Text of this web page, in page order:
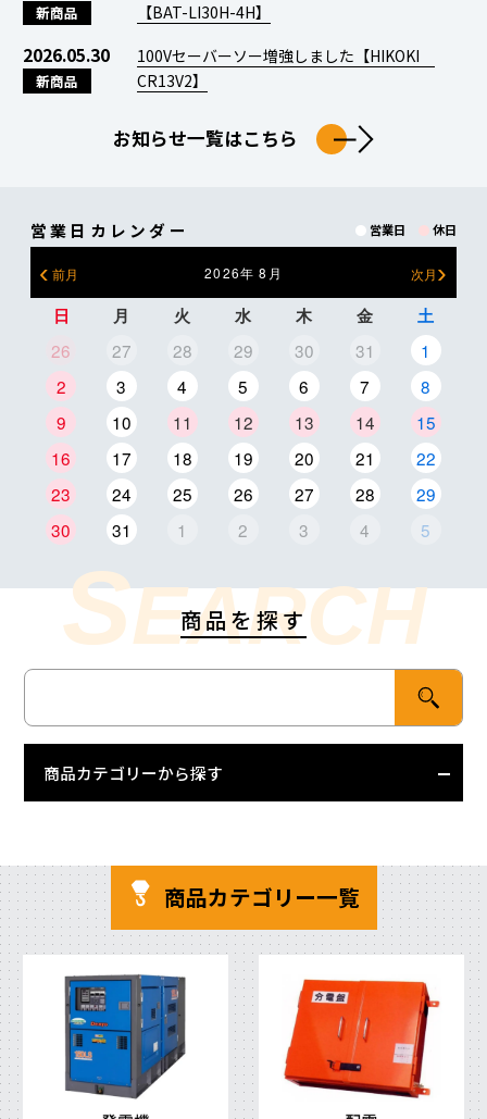
新商品
【BAT-LI30H-4H】
2026.05.30
新商品
100Vセーバーソー増強しました【HIKOKI
CR13V2】
お知らせ一覧はこちら
営業日カレンダー 営業日 休日
‹ 2026年 8月 ›
日 月 火 水 木 金
土
26
27 28 29 30 31
1
2
3 4 5 6 7
8
9
10 11 12 13 14
15
16
17 18 19 20 21
22
23
24 25 26 27 28
29
30
31 1 2 3 4 5
SEARCH
商品を探す
商品カテゴリーから探す
商品カテゴリー一覧